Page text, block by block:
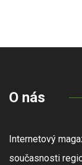
O nás
Internetový
současnosti